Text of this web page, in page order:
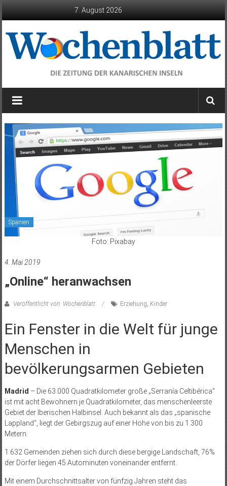
7. August 2026
Wochenblatt
die
der
Kanarischen
Inseln
Spanien
Foto: Pixabay
4. Mai 2019
„Online“ heranwachsen
Veröffentlicht von: Wochenblatt Erziehung, Kinder
Ein Fenster in die Welt für junge
Menschen in
bevölkerungsarmen Gebieten
Madrid – Die 63.000 Quadratkilometer große „Serranía Celt­ibérica“
ist mit acht Bewohnern je Quadratkilometer, das menschenleerste
Gebiet der Iberischen Halbinsel. Auch bekannt als das „spanische
Lappland“, liegt der Gebirgszug auf einer Höhe von bis zu 1.300
Metern.
1.632 Gemeinden ziehen sich durch diese bergige Landschaft, 76%
der Dörfer liegen 45 Autominuten voneinander entfernt.
Mit einem Durchschnittsalter von fünfzig Jahren steht das